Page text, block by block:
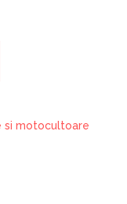
si motocultoare